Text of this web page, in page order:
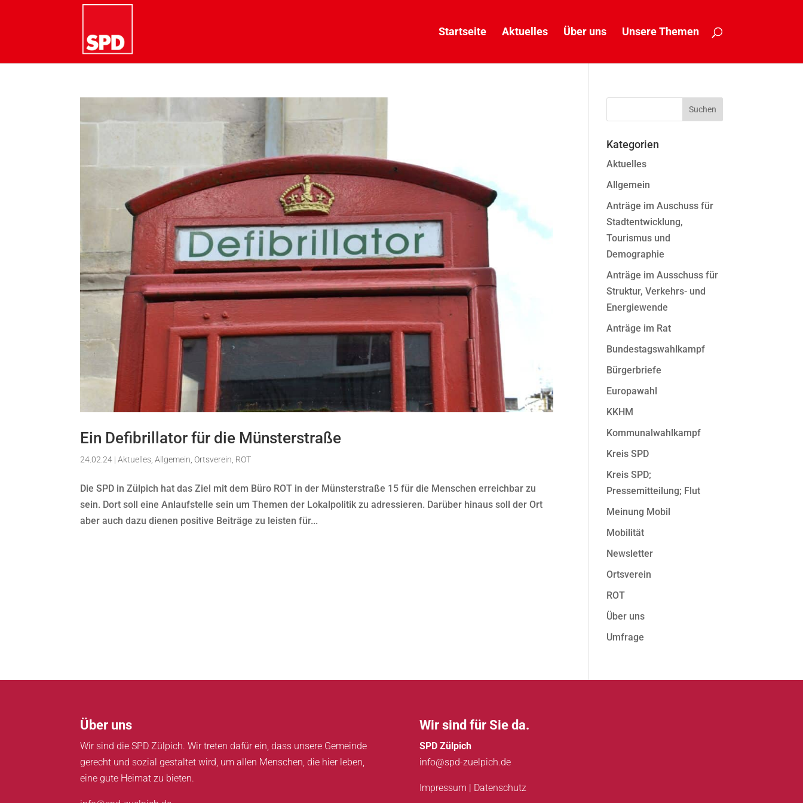
Startseite Aktuelles Über uns Unsere Themen
Ein Defibrillator für die Münsterstraße
24.02.24 |Aktuelles,Allgemein, Ortsverein, ROT
Die SPD in Zülpich hat das Ziel mit dem Büro ROT in der Münsterstraße 15 für die Menschen erreichbar zu
sein. Dort soll eine Anlaufstelle sein um Themen der Lokalpolitik zu adressieren. Darüber hinaus soll der Ort
aber auch dazu dienen positive Beiträge zu leisten für...
Kategorien
Aktuelles
Allgemein
Anträge im Auschuss für
Stadtentwicklung,
Tourismus und
Demographie
Anträge im Ausschuss für
Struktur, Verkehrs- und
Energiewende
Anträge im Rat
Bundestagswahlkampf
Bürgerbriefe
Europawahl
KKHM
Kommunalwahlkampf
Kreis SPD
Kreis SPD;
Pressemitteilung; Flut
Meinung Mobil
Mobilität
Newsletter
Ortsverein
ROT
Über uns
Umfrage
Über uns
Wir sind die SPD Zülpich. Wir treten dafür ein, dass unsere Gemeinde
gerecht und sozial gestaltet wird, um allen Menschen, die hier leben,
eine gute Heimat zu bieten.
Wir sind für Sie da.
SPD Zülpich
info@spd-zuelpich.de
Impressum | Datenschutz